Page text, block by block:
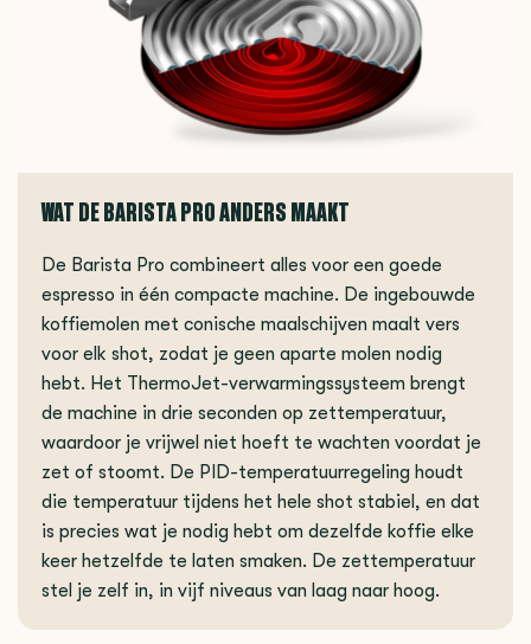
WAT DE BARISTA PRO ANDERS MAAKT
De Barista Pro combineert alles voor een goede
espresso in één compacte machine. De ingebouwde
koffiemolen met conische maalschijven maalt vers
voor elk shot, zodat je geen aparte molen nodig
hebt. Het ThermoJet-verwarmingssysteem brengt
de machine in drie seconden op zettemperatuur,
waardoor je vrijwel niet hoeft te wachten voordat je
zet of stoomt. De PID-temperatuurregeling houdt
die temperatuur tijdens het hele shot stabiel, en dat
is precies wat je nodig hebt om dezelfde koffie elke
keer hetzelfde te laten smaken. De zettemperatuur
stel je zelf in, in vijf niveaus van laag naar hoog.